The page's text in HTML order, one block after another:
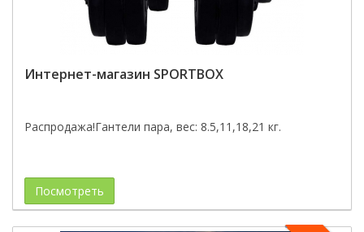
Интернет-магазин SPORTBOX
Распродажа!Гантели пара, вес: 8.5,11,18,21 кг.
Посмотреть